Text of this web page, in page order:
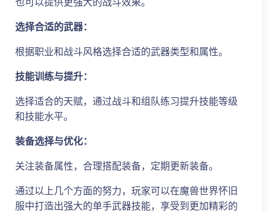
也可以提供更强大的战斗效果。
选择合适的武器：
根据职业和战斗风格选择合适的武器类型和属性。
技能训练与提升：
选择适合的天赋，通过战斗和组队练习提升技能等级
和技能水平。
装备选择与优化：
关注装备属性，合理搭配装备，定期更新装备。
通过以上几个方面的努力，玩家可以在魔兽世界怀旧
服中打造出强大的单手武器技能，享受到更加精彩的